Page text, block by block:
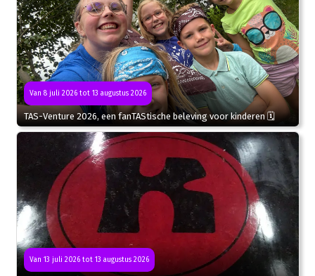
Van 8 juli 2026 tot 13 augustus 2026
TAS-Venture 2026, een fanTAStische beleving voor kinderen 🗓
Van 13 juli 2026 tot 13 augustus 2026